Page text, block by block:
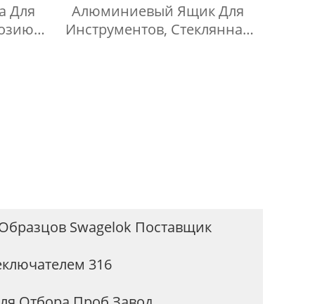
Для
Алюминиевый Ящик Для
Инструментов, Стеклянная
Swagelok Поставщик
316